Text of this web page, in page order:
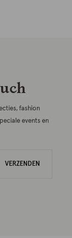
fashion
events en
VERZENDEN